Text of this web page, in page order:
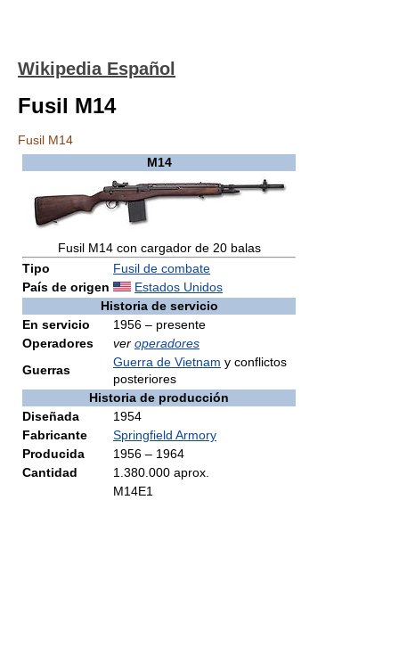
Wikipedia Español
Fusil M14
Fusil M14
M14
Fusil M14 con cargador de 20 balas
Tipo
Fusil de combate
País de origen
Estados Unidos
Historia de servicio
En servicio
1956 – presente
Operadores
ver operadores
Guerras
Guerra de Vietnam y conflictos
posteriores
Historia de producción
Diseñada
1954
Fabricante
Springfield Armory
Producida
1956 – 1964
Cantidad
1.380.000 aprox.
M14E1